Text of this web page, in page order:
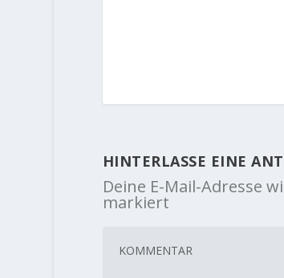
HINTERLASSE EINE
Deine E-Mail-Adresse
markiert